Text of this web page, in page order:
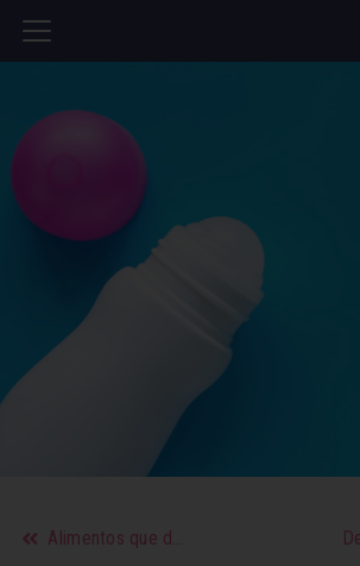
Alimentos que debes evitar si tu tránsito intestinal es lento